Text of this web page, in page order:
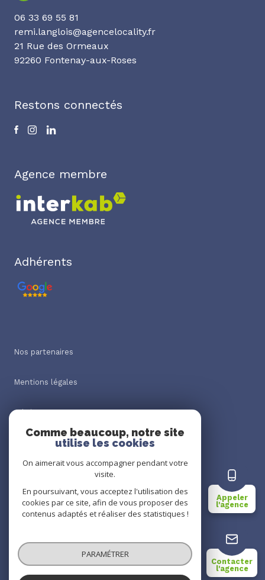
Appeler
l'agence
Contacter
l'agence
06 33 69 55 81
remi.langlois@agencelocality.fr
21 Rue des Ormeaux
92260 Fontenay-aux-Roses
Restons connectés
Agence membre
Adhérents
Nos partenaires
Mentions légales
Admin
Nos honoraires
Cookies
© 2026 | Tous droits réservés
Comme beaucoup, notre site
utilise les cookies
On aimerait vous accompagner pendant votre
visite.
En poursuivant, vous acceptez l'utilisation des
cookies par ce site, afin de vous proposer des
contenus adaptés et réaliser des statistiques !
PARAMÉTRER